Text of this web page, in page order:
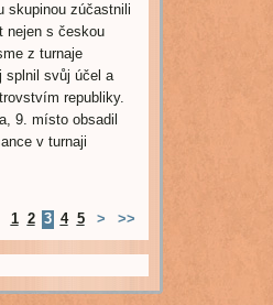
skupinou zúčastnili
nejen s českou
z turnaje
splnil svůj účel a
republiky.
9. místo obsadil
v turnaji
1 2 3 4 5 > >>